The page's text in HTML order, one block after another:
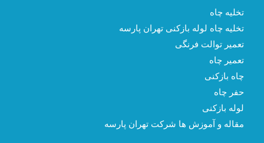
تخلیه چاه
تخلیه چاه لوله بازکنی تهران پارسه
تعمیر توالت فرنگی
تعمیر چاه
چاه بازکنی
حفر چاه
لوله بازکنی
مقاله و آموزش ها شرکت تهران پارسه